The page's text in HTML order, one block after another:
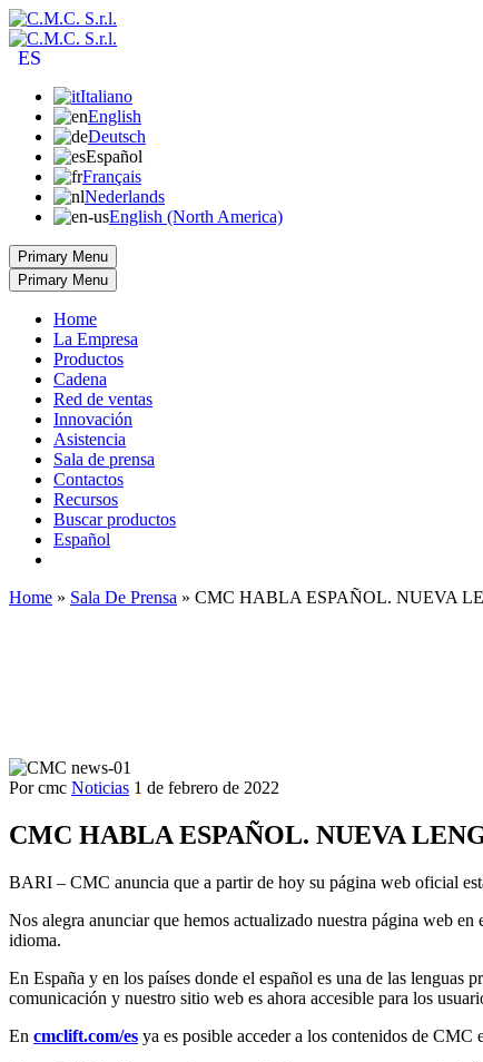
ES
Italiano
English
Deutsch
Español
Français
Nederlands
English (North America)
Primary Menu
Primary Menu
Home
La Empresa
Productos
Cadena
Red de ventas
Innovación
Asistencia
Sala de prensa
Contactos
Recursos
Buscar productos
Español
Home » Sala De Prensa » CMC HABLA ESPAÑOL. NUEVA
Por cmc Noticias 1 de febrero de 2022
CMC HABLA ESPAÑOL. NUEVA
BARI – CMC anuncia que a partir de hoy su página web oficial
Nos alegra anunciar que hemos actualizado nuestra página web
idioma.
En España y en los países donde el español es una de las lenguas
comunicación y nuestro sitio web es ahora accesible para los
En cmclift.com/es ya es posible acceder a los contenidos de